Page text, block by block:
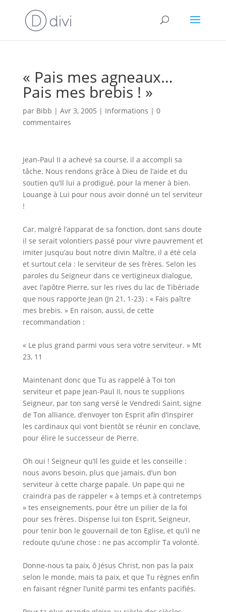
« Pais mes agneaux…
Pais mes brebis ! »
par Bibb | Avr 3, 2005 | Informations | 0
commentaires
Jean-Paul II a achevé sa course, il a accompli sa
tâche. Nous rendons grâce à Dieu de l’aide et du
soutien qu’Il lui a prodigué, pour la mener à bien.
Louange à Lui pour nous avoir donné un tel serviteur
!
Car, malgré l’apparat de sa fonction, dont sans doute
il se serait volontiers passé pour vivre pauvrement et
imiter jusqu’au bout notre divin Maître, il a été cela
et surtout cela : le serviteur de ses frères. Selon les
paroles du Seigneur dans ce vertigineux dialogue,
avec l’apôtre Pierre, sur les rives du lac de Tibériade
que nous rapporte Jean (Jn 21, 1-23) : « Fais paître
mes brebis. » En raison, aussi, de cette
recommandation :
« Le plus grand parmi vous sera votre serviteur. » Mt
23, 11
Maintenant donc que Tu as rappelé à Toi ton
serviteur et pape Jean-Paul II, nous te supplions
Seigneur, par ton sang versé le Vendredi Saint, signe
de Ton alliance, d’envoyer ton Esprit afin d’inspirer
les cardinaux qui vont bientôt se réunir en conclave,
pour élire le successeur de Pierre.
Oh oui ! Seigneur qu’Il les guide et les conseille :
nous avons besoin, plus que jamais, d’un bon
serviteur à cette charge papale. Un pape qui ne
craindra pas de rappeler « à temps et à contretemps
» tes enseignements, pour être un pilier de la foi
pour ses frères. Dispense lui ton Esprit, Seigneur,
pour tenir bon le gouvernail de ton Eglise, et qu’il ne
redoute qu’une chose : ne pas accomplir Ta volonté.
Donne-nous ta paix, ô Jésus Christ, non pas la paix
selon le monde, mais ta paix, et que Tu règnes enfin
en faisant régner l’unité parmi tes enfants pacifiés.